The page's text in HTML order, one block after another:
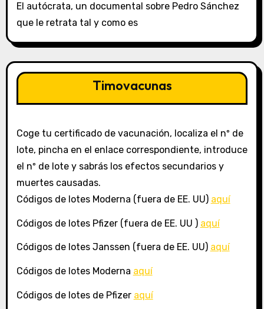
El autócrata, un documental sobre Pedro Sánchez
que le retrata tal y como es
Timovacunas
Coge tu certificado de vacunación, localiza el nº de
lote, pincha en el enlace correspondiente, introduce
el nº de lote y sabrás los efectos secundarios y
muertes causadas.
Códigos de lotes Moderna (fuera de EE. UU) aquí
Códigos de lotes Pfizer (fuera de EE. UU ) aquí
Códigos de lotes Janssen (fuera de EE. UU) aquí
Códigos de lotes Moderna aquí
Códigos de lotes de Pfizer aquí